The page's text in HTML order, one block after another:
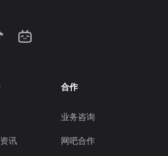
讯
合作
业务咨询
网吧合作